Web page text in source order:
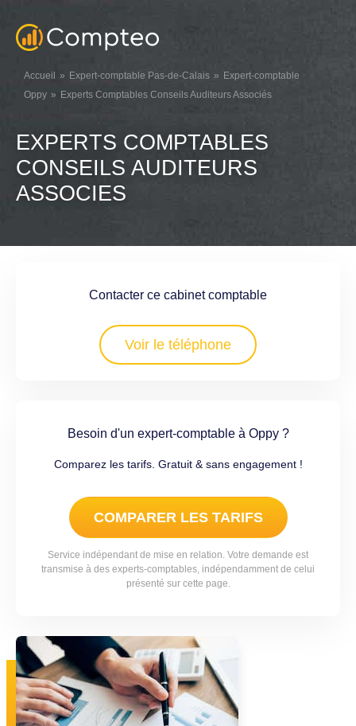
Accueil Expert-comptable Pas-de-Calais
Expert-comptable
Oppy
Experts Comptables Conseils Auditeurs Associés
EXPERTS COMPTABLES
CONSEILS AUDITEURS
ASSOCIES
Contacter ce cabinet comptable
Voir le téléphone
Besoin d'un expert-comptable à Oppy ?
Comparez les tarifs. Gratuit & sans engagement !
COMPARER LES TARIFS
Service indépendant de mise en relation. Votre demande est
transmise à des experts-comptables, indépendamment de celui
présenté sur cette page.